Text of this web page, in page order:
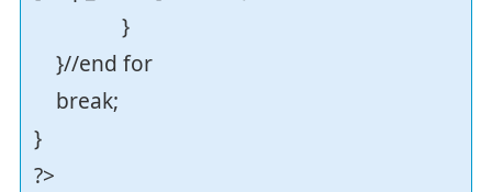
}
}//end for
break;
}
?>